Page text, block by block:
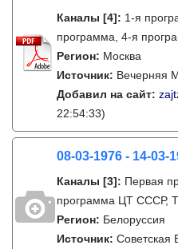
Каналы [4]: 1-я
программа, 4-я
Регион: Москва
Источник: Вечерняя
Добавил на сайт:
22:54:33)
08-03-1976 - 14-03-
Каналы [3]: Первая
программа ЦТ ССCР,
Регион: Белоруссия
Источник: Советская